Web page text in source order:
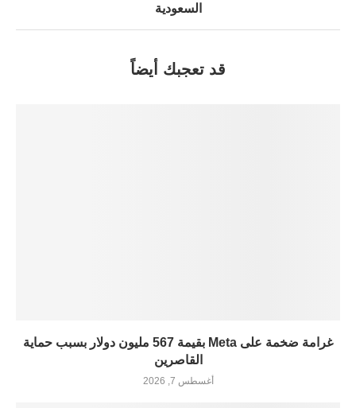
السعودية
قد تعجبك أيضاً
غرامة ضخمة على Meta بقيمة 567 مليون دولار بسبب حماية
القاصرين
أغسطس 7, 2026